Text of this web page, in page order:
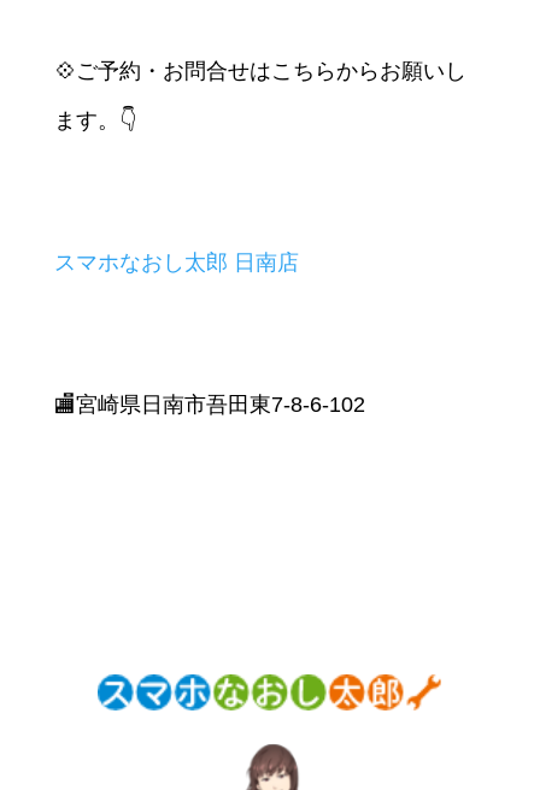
💠ご予約・お問合せはこちらからお願いし
ます。👇
スマホなおし太郎 日南店
🏬宮崎県日南市吾田東7-8-6-102